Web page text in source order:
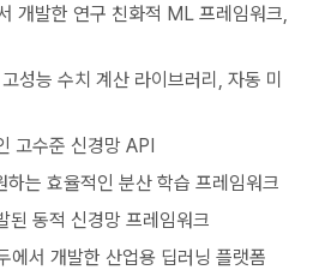
개발한 연구 친화적 ML 프레임워크,
성능 수치 계산 라이브러리, 자동 미
고수준 신경망 API
하는 효율적인 분산 학습 프레임워크
된 동적 신경망 프레임워크
에서 개발한 산업용 딥러닝 플랫폼